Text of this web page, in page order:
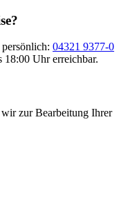
04321 9377-0
Uhr erreichbar.
zur Bearbeitung Ihrer